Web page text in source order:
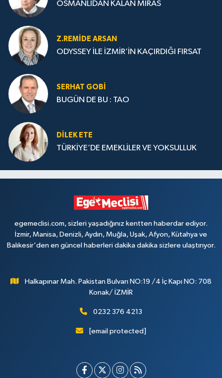
OSMANLIDAN KALAN MİRAS
Z.REMIDE ARSAN
ODYSSEY İLE İZMİR’İN KAÇIRDIĞI FIRSAT
SERHAT GOBİ
BUGÜN DE BU : TAO
DILEK ETE
TÜRKİYE’DE EMEKLİLER VE YOKSULLUK
egemeclisi.com, sizleri yaşadığınız kentten haberdar ediyor.
İzmir, Manisa, Denizli, Aydın, Muğla, Uşak, Afyon, Kütahya ve
Balıkesir'den en güncel haberleri dakika dakika sizlere ulaştırıyor.
Halkapınar Mah. Pakistan Bulvarı NO:19 /4 İç Kapı NO: 708
Konak/ İZMİR
0232 376 4213
[email protected]